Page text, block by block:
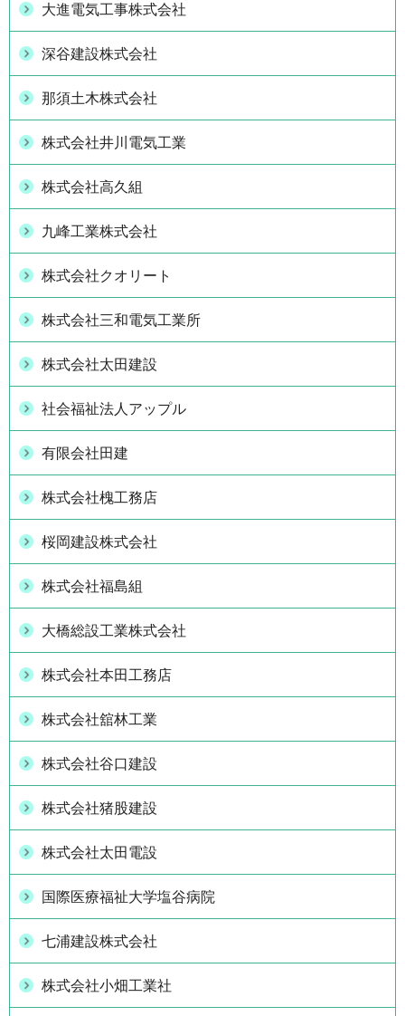
大進電気工事株式会社
深谷建設株式会社
那須土木株式会社
株式会社井川電気工業
株式会社高久組
九峰工業株式会社
株式会社クオリート
株式会社三和電気工業所
株式会社太田建設
社会福祉法人アップル
有限会社田建
株式会社槐工務店
桜岡建設株式会社
株式会社福島組
大橋総設工業株式会社
株式会社本田工務店
株式会社舘林工業
株式会社谷口建設
株式会社猪股建設
株式会社太田電設
国際医療福祉大学塩谷病院
七浦建設株式会社
株式会社小畑工業社